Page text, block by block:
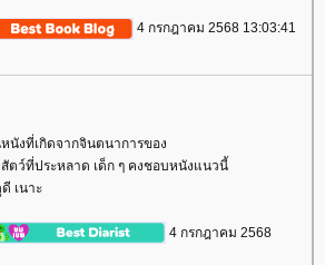
4 กรกฎาคม 2568 13:03:41
นังที่เกิดจากจินตนาการของ
สัตว์ที่ประหลาด เด็ก ๆ คงชอบหนังแนวนี้
เนาะ
4 กรกฎาคม 2568